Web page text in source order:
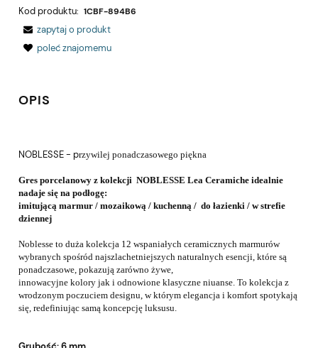
Kod produktu: 1CBF-894B6
zapytaj o produkt
poleć znajomemu
OPIS
NOBLESSE - przywilej ponadczasowego piękna
Gres porcelanowy z kolekcji NOBLESSE Lea Ceramiche idealnie
nadaje się na podłogę:
imitującą marmur / mozaikową / kuchenną / do łazienki / w strefie
dziennej
Noblesse to duża kolekcja 12 wspaniałych ceramicznych marmurów
wybranych spośród najszlachetniejszych naturalnych esencji, które są
ponadczasowe, pokazują zarówno żywe,
innowacyjne kolory jak i odnowione klasyczne niuanse. To kolekcja z
wrodzonym poczuciem designu, w którym elegancja i komfort spotykają
się, redefiniując samą koncepcję luksusu.